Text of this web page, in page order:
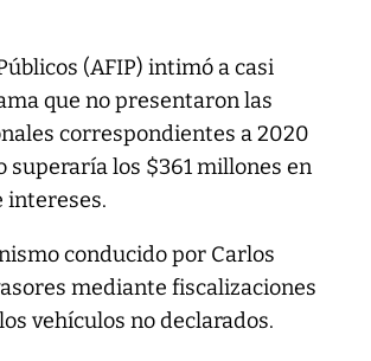
(AFIP) intimó a casi
que no presentaron las
correspondientes a 2020
superaría los $361 millones en
intereses.
conducido por Carlos
mediante fiscalizaciones
vehículos no declarados.